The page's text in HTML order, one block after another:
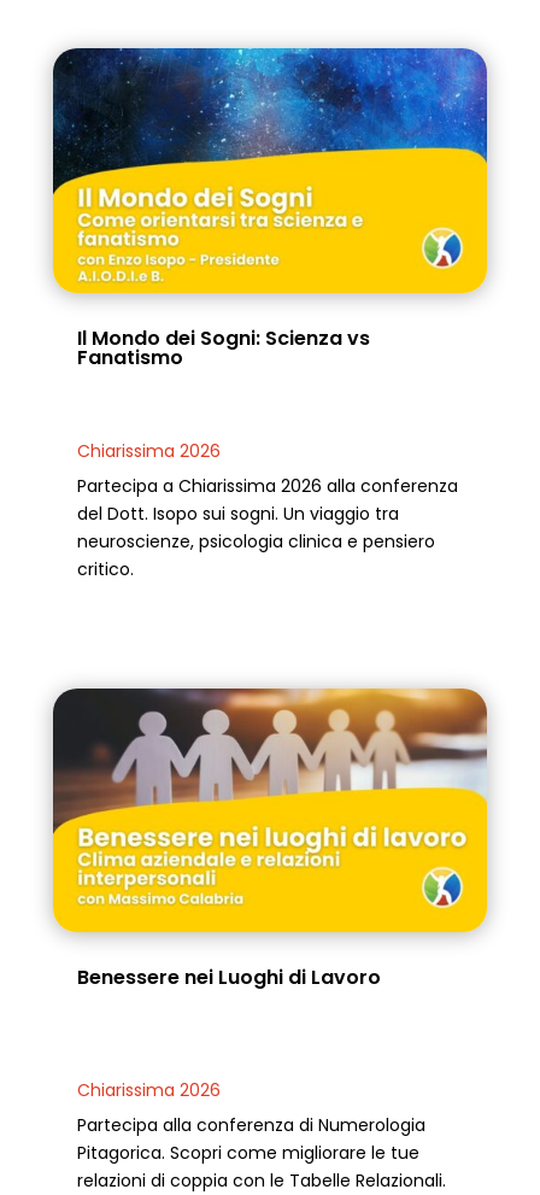
Il Mondo dei Sogni: Scienza vs
Fanatismo
Chiarissima 2026
Partecipa a Chiarissima 2026 alla conferenza
del Dott. Isopo sui sogni. Un viaggio tra
neuroscienze, psicologia clinica e pensiero
critico.
Benessere nei Luoghi di Lavoro
Chiarissima 2026
Partecipa alla conferenza di Numerologia
Pitagorica. Scopri come migliorare le tue
relazioni di coppia con le Tabelle Relazionali.